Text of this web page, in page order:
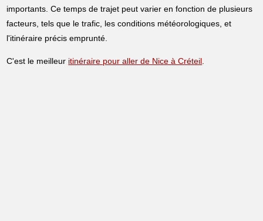
importants. Ce temps de trajet peut varier en fonction de plusieurs
facteurs, tels que le trafic, les conditions météorologiques, et
l'itinéraire précis emprunté.
C'est le meilleur itinéraire pour aller de Nice à Créteil.